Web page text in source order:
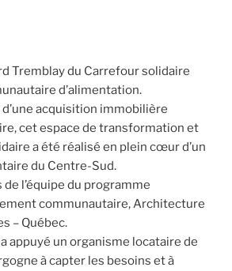
Tremblay du Carrefour solidaire
d’alimentation.
d’une acquisition immobilière
cet espace de transformation et
a été réalisé en plein cœur d’un
du Centre-Sud.
l’équipe du programme
communautaire, Architecture
– Québec.
appuyé un organisme locataire de
à capter les besoins et à